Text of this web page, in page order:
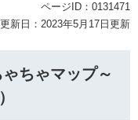
ページID：0131471
更新日：2023年5月17日更新
ちゃマップ～